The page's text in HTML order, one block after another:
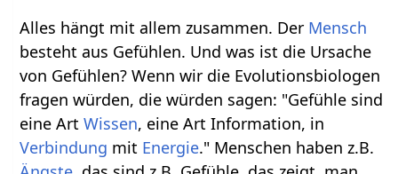
Alles hängt mit allem zusammen. Der Mensch
besteht aus Gefühlen. Und was ist die Ursache
von Gefühlen? Wenn wir die Evolutionsbiologen
fragen würden, die würden sagen: "Gefühle sind
eine ArtWissen, eine Art Information, in
Verbindung mit Energie." Menschen haben z.B.